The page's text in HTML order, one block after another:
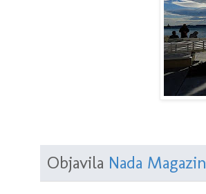
Objavila Nada Magazin